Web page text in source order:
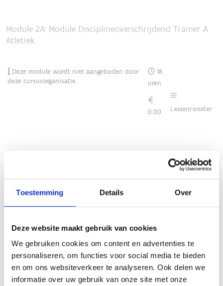
Toestemming Details Over
Deze website maakt gebruik van cookies
We gebruiken cookies om content en advertenties te
personaliseren, om functies voor social media te bieden
en om ons websiteverkeer te analyseren. Ook delen we
informatie over uw gebruik van onze site met onze